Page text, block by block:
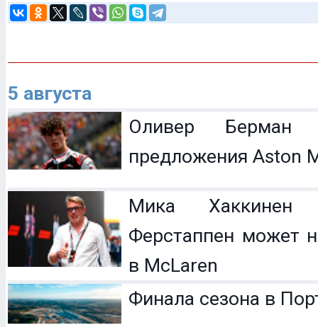
5 августа
Оливер Берман
предложения Aston
Мика Хаккинен
Ферстаппен может
в McLaren
Финала сезона в